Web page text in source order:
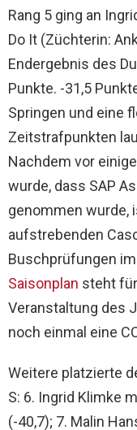
Rang 5 ging an
Do It (Züchterin:
Endergebnis des
Punkte. -31,5
Springen und eine
Zeitstrafpunkten
Nachdem vor
wurde, dass SAP
genommen wurde,
aufstrebenden
Buschprüfungen
Saisonplan steht
Veranstaltung des
noch einmal eine
Weitere platzierte
S: 6. Ingrid Klimke
(-40,7); 7. Malin